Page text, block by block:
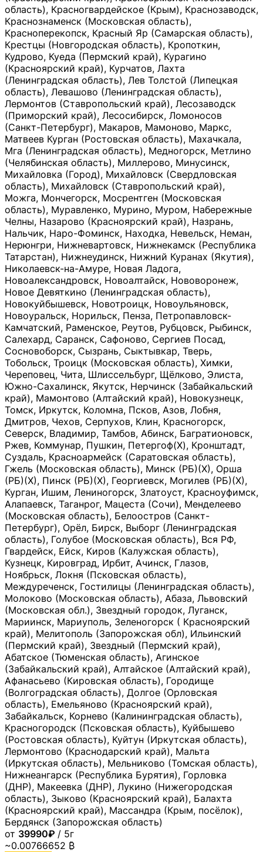
область), Красногвардейское (Крым), Краснозаводск,
Краснознаменск (Московская область),
Красноперекопск, Красный Яр (Самарская область),
Крестцы (Новгородская область), Кропоткин,
Кудрово, Куеда (Пермский край), Курагино
(Красноярский край), Курчатов, Лахта
(Ленинградская область), Лев Толстой (Липецкая
область), Левашово (Ленинградская область),
Лермонтов (Ставропольский край), Лесозаводск
(Приморский край), Лесосибирск, Ломоносов
(Санкт-Петербург), Макаров, Мамоново, Маркс,
Матвеев Курган (Ростовская область), Махачкала,
Мга (Ленинградская область), Медногорск, Метлино
(Челябинская область), Миллерово, Минусинск,
Михайловка (Город), Михайловск (Свердловская
область), Михайловск (Ставропольский край),
Можга, Мончегорск, Мосрентген (Московская
область), Муравленко, Мурино, Муром, Набережные
Челны, Назарово (Красноярский край), Назрань,
Нальчик, Наро-Фоминск, Находка, Невельск, Неман,
Нерюнгри, Нижневартовск, Нижнекамск (Республика
Татарстан), Нижнеудинск, Нижний Куранах (Якутия),
Николаевск-на-Амуре, Новая Ладога,
Новоалександровск, Новоалтайск, Нововоронеж,
Новое Девяткино (Ленинградская область),
Новокуйбышевск, Новотроицк, Новоульяновск,
Новоуральск, Норильск, Пенза, Петропавловск-
Камчатский, Раменское, Реутов, Рубцовск, Рыбинск,
Салехард, Саранск, Сафоново, Сергиев Посад,
Сосновоборск, Сызрань, Сыктывкар, Тверь,
Тобольск, Троицк (Московская область), Химки,
Череповец, Чита, Шлиссельбург, Щёлково, Элиста,
Южно-Сахалинск, Якутск, Нерчинск (Забайкальский
край), Мамонтово (Алтайский край), Новокузнецк,
Томск, Иркутск, Коломна, Псков, Азов, Лобня,
Дмитров, Чехов, Серпухов, Клин, Красногорск,
Северск, Владимир, Тамбов, Абинск, Багратионовск,
Ржев, Коммунар, Пушкин, Петергоф(Х), Кронштадт,
Суздаль, Красноармейск (Саратовская область),
Гжель (Московская область), Минск (РБ)(Х), Орша
(РБ)(Х), Пинск (РБ)(Х), Георгиевск, Могилев (РБ)(Х),
Курган, Ишим, Лениногорск, Златоуст, Красноуфимск,
Алапаевск, Таганрог, Мацеста (Сочи), Менделеево
(Московская область), Белоостров (Санкт-
Петербург), Орёл, Бирск, Выборг (Ленинградская
область), Голубое (Московская область), Вся РФ,
Гвардейск, Ейск, Киров (Калужская область),
Кузнецк, Кировград, Ирбит, Ачинск, Глазов,
Ноябрьск, Локня (Псковская область),
Междуреченск, Гостилицы (Ленинградская область),
Молоково (Московская область), Абаза, Львовский
(Московская обл.), Звездный городок, Луганск,
Мариинск, Мариуполь, Зеленогорск ( Красноярский
край), Мелитополь (Запорожская обл), Ильинский
(Пермский край), Звездный (Пермский край),
Абатское (Тюменская область), Агинское
(Забайкальский край), Алтайское (Алтайский край),
Афанасьево (Кировская область), Городище
(Волгоградская область), Долгое (Орловская
область), Емельяново (Красноярский край),
Забайкальск, Корнево (Калининградская область),
Красногородск (Псковская область), Куйбышево
(Ростовская область), Куйтун (Иркутская область),
Лермонтово (Краснодарский край), Мальта
(Иркутская область), Мельниково (Томская область),
Нижнеангарск (Республика Бурятия), Горловка
(ДНР), Макеевка (ДНР), Лукино (Нижегородская
область), Зыково (Красноярский край), Балахта
(Красноярский край), Массандра (Крым, посёлок),
Бердянск (Запорожская область)
от 39990₽ / 5г
~0.00766652 ₿